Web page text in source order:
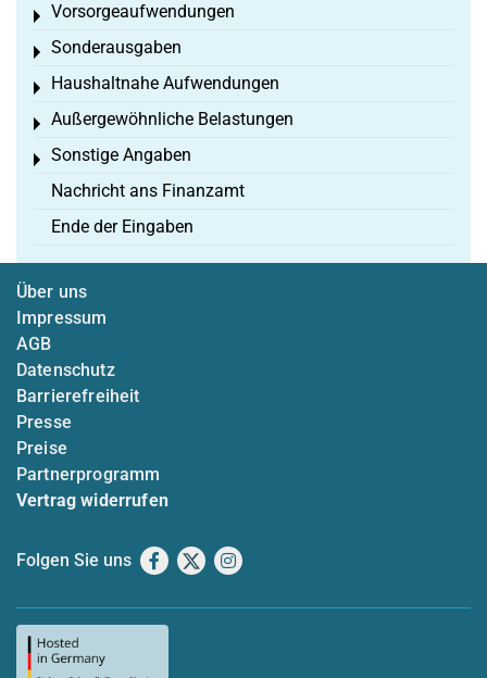
Vorsorgeaufwendungen
Toggle menu
Sonderausgaben
Toggle menu
Haushaltnahe Aufwendungen
Toggle menu
Außergewöhnliche Belastungen
Toggle menu
Sonstige Angaben
Toggle menu
Nachricht ans Finanzamt
Ende der Eingaben
Über uns
Impressum
AGB
Datenschutz
Barrierefreiheit
Presse
Preise
Partnerprogramm
Vertrag widerrufen
Folgen Sie uns Facebook
X Instagram